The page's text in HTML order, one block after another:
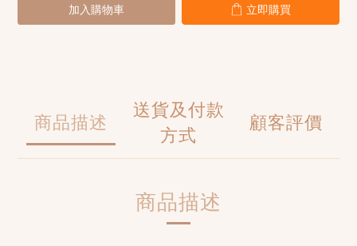
加入購物車 立即購買
商品描述
送貨及付款
方式
顧客評價
商品描述